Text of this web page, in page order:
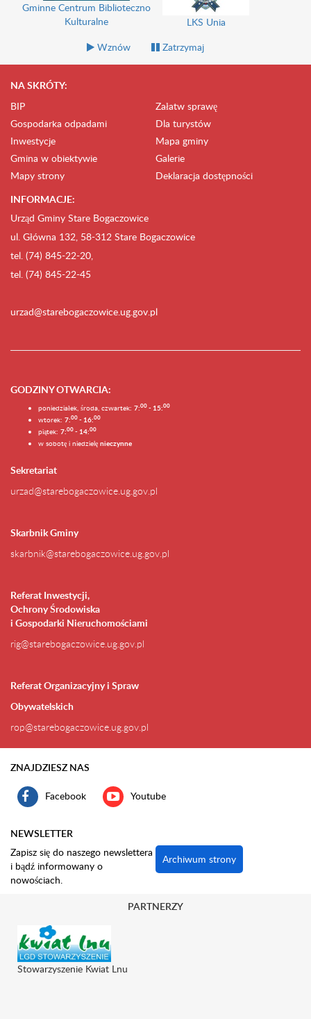
Gminne Centrum Biblioteczno
Kulturalne
LKS Unia
Wznów
Zatrzymaj
NA SKRÓTY:
BIP
Załatw sprawę
Gospodarka odpadami
Dla turystów
Inwestycje
Mapa gminy
Gmina w obiektywie
Galerie
Mapy strony
Deklaracja dostępności
INFORMACJE:
Urząd Gminy Stare Bogaczowice
ul. Główna 132, 58-312 Stare Bogaczowice
tel. (74) 845-22-20,
tel. (74) 845-22-45
urzad@starebogaczowice.ug.gov.pl
GODZINY OTWARCIA:
poniedziałek, środa, czwartek: 7:00 - 15:00
wtorek: 7:00 - 16:00
piątek: 7:00 - 14:00
w sobotę i niedzielę nieczynne
Sekretariat
urzad@starebogaczowice.ug.gov.pl
Skarbnik Gminy
skarbnik@starebogaczowice.ug.gov.pl
Referat Inwestycji,
Ochrony Środowiska
i Gospodarki Nieruchomościami
rig@starebogaczowice.ug.gov.pl
Referat Organizacyjny i Spraw
Obywatelskich
rop@starebogaczowice.ug.gov.pl
ZNAJDZIESZ NAS
Facebook Youtube
NEWSLETTER
Zapisz się do naszego newslettera
i bądź informowany o
nowościach.
Archiwum strony
PARTNERZY
Stowarzyszenie Kwiat Lnu